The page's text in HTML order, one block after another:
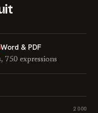
Word & PDF
750 expressions
2 000